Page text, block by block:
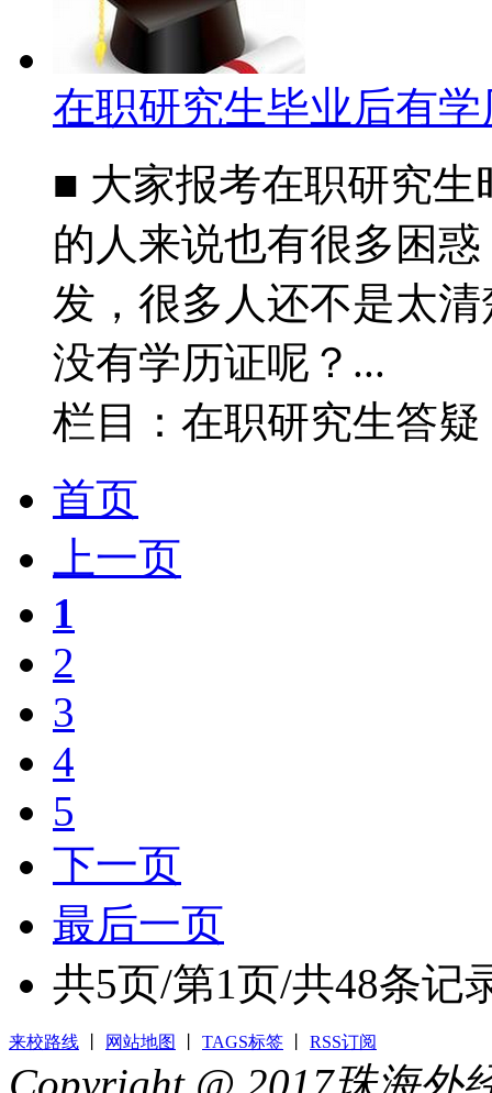
在职研究生毕业后有
■ 大家报考在职研究
的人来说也有很多困
发，很多人还不是太
没有学历证呢？...
栏目：在职研究生
首页
上一页
1
2
3
4
5
下一页
最后一页
共5页/第1页/共48条记
来校路线 网站地图 TAGS标签 RSS订阅
Copyright @ 2017珠海